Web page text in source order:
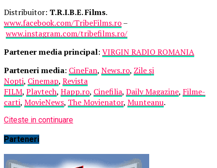
Distribuitor: T.R.I.B.E. Films.
www.facebook.com/TribeFilms.ro–
www.instagram.com/tribefilms.ro/
Partener media principal: VIRGIN RADIO ROMANIA
Parteneri media: CineFan, News.ro, Zile și
Nopți, Cinemap, Revista
FILM, Playtech, Happ.ro, Cinefilia, Daily Magazine, Filme-
carti, MovieNews, The Movienator, Munteanu.
Citeste in continuare
Parteneri